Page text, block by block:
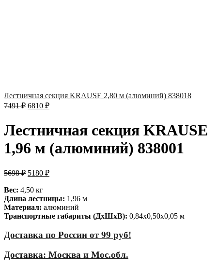
Лестничная секция KRAUSE 2,80 м (алюминий) 838018
7491₽ 6810 ₽
Лестничная секция KRAUSE
1,96 м (алюминий) 838001
5698₽ 5180 ₽
Вес: 4,50 кг
Длина лестницы: 1,96 м
Материал: алюминий
Транспортные габариты (ДхШхВ): 0,84х0,50х0,05 м
Доставка по России от 99 руб!
Доставка: Москва и Мос.обл.